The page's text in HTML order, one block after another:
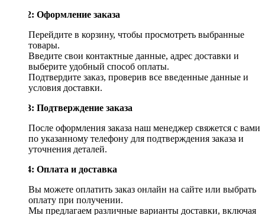
Шаг 2: Оформление заказа
Перейдите в корзину, чтобы просмотреть выбранные
товары.
Введите свои контактные данные, адрес доставки и
выберите удобный способ оплаты.
Подтвердите заказ, проверив все введенные данные и
условия доставки.
Шаг 3: Подтверждение заказа
После оформления заказа наш менеджер свяжется с вами
по указанному телефону для подтверждения заказа и
уточнения деталей.
Шаг 4: Оплата и доставка
Вы можете оплатить заказ онлайн на сайте или выбрать
оплату при получении.
Мы предлагаем различные варианты доставки, включая